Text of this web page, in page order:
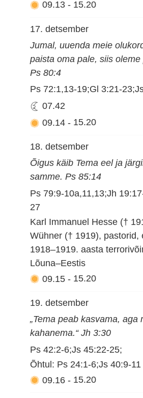
09.13 - 15.20
17. detsember
Jumal, uuenda meie
paista oma pale, siis
Ps 80:4
Ps 72:1,13-19;Gl 3:21-
07.42
09.14 - 15.20
18. detsember
Õigus käib Tema eel ja
samme. Ps 85:14
Ps 79:9-10a,11,13;Jh
27
Karl Immanuel Hesse (†
Wühner († 1919), pastorid,
1918–1919. aasta
Lõuna–Eestis
09.15 - 15.20
19. detsember
„Tema peab kasvama, aga
kahanema.“ Jh 3:30
Ps 42:2-6;Js 45:22-25;
Õhtul: Ps 24:1-6;Js 40:9-11
09.16 - 15.20